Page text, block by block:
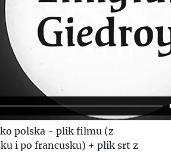
polska - plik filmu (z
i po francusku) + plik srt z